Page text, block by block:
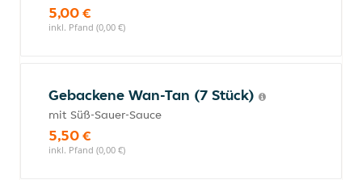
5,00 €
inkl. Pfand (0,00 €)
Gebackene Wan-Tan (7 Stück)
mit Süß-Sauer-Sauce
5,50 €
inkl. Pfand (0,00 €)